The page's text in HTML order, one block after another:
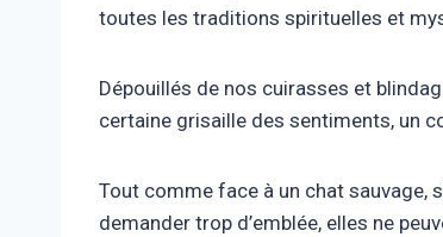
toutes les traditions spirituelles et
Dépouillés de nos cuirasses et
certaine grisaille des sentiments, un
Tout comme face à un chat sauvage,
demander trop d’emblée, elles ne